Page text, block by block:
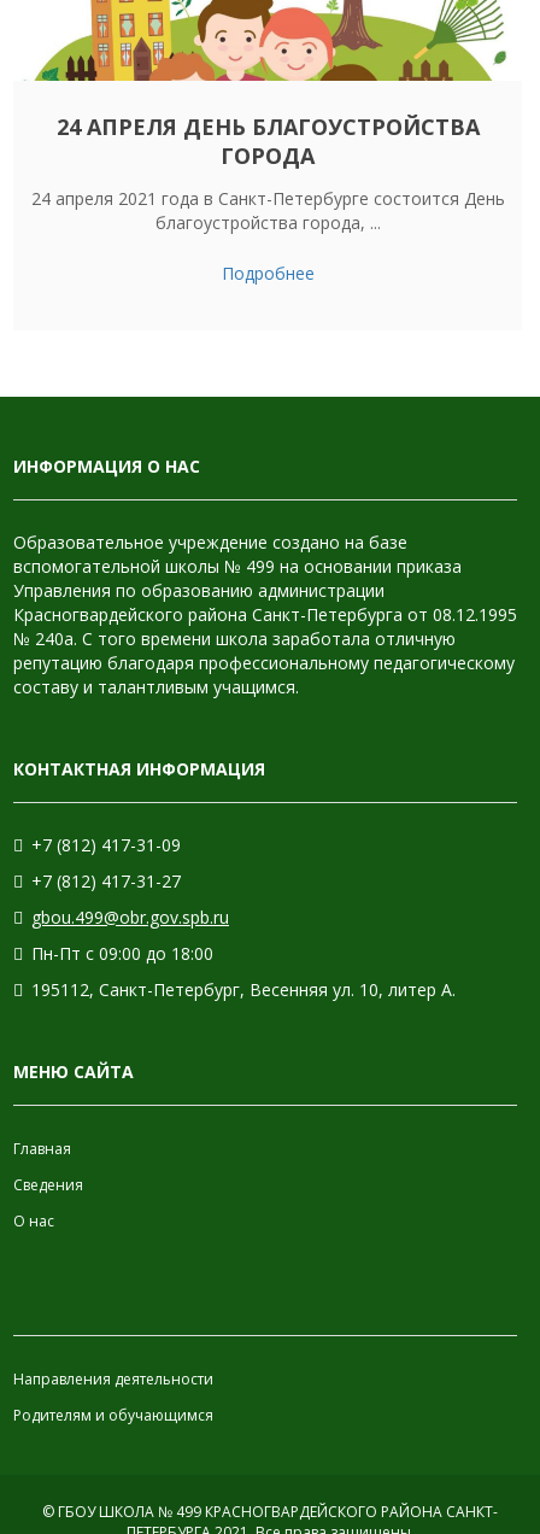
24 АПРЕЛЯ ДЕНЬ БЛАГОУСТРОЙСТВА
ГОРОДА
24 апреля 2021 года в Санкт-Петербурге состоится День
благоустройства города, ...
Подробнее
ИНФОРМАЦИЯ О НАС
Образовательное учреждение создано на базе
вспомогательной школы № 499 на основании приказа
Управления по образованию администрации
Красногвардейского района Санкт-Петербурга от 08.12.1995
№ 240а. С того времени школа заработала отличную
репутацию благодаря профессиональному педагогическому
составу и талантливым учащимся.
КОНТАКТНАЯ ИНФОРМАЦИЯ
+7 (812) 417-31-09
+7 (812) 417-31-27
gbou.499@obr.gov.spb.ru
Пн-Пт с 09:00 до 18:00
195112, Санкт-Петербург, Весенняя ул. 10, литер А.
МЕНЮ САЙТА
Главная
Сведения
О нас
Направления деятельности
Родителям и обучающимся
© ГБОУ ШКОЛА № 499 КРАСНОГВАРДЕЙСКОГО РАЙОНА САНКТ-